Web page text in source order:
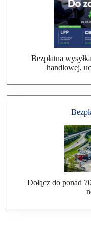
Bezpłatna
handlowej,
Dołącz do ponad